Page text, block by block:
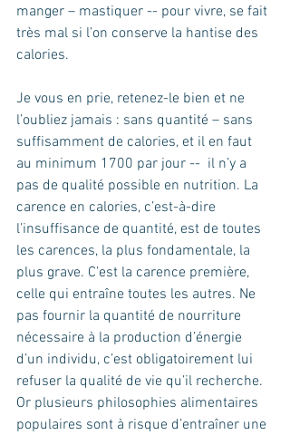
manger – mastiquer -- pour vivre, se fait
très mal si l’on conserve la hantise des
calories.
Je vous en prie, retenez-le bien et ne
l’oubliez jamais : sans quantité – sans
suffisamment de calories, et il en faut
au minimum 1700 par jour --  il n’y a
pas de qualité possible en nutrition. La
carence en calories, c’est-à-dire
l’insuffisance de quantité, est de toutes
les carences, la plus fondamentale, la
plus grave. C’est la carence première,
celle qui entraîne toutes les autres. Ne
pas fournir la quantité de nourriture
nécessaire à la production d’énergie
d’un individu, c’est obligatoirement lui
refuser la qualité de vie qu’il recherche.
Or plusieurs philosophies alimentaires
populaires sont à risque d’entraîner une